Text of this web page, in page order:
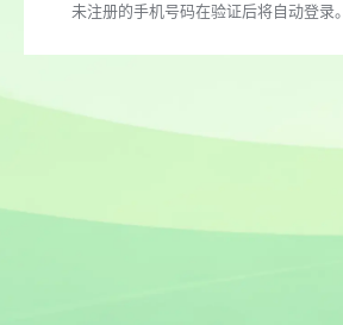
未注册的手机号码在验证后将自动登录。